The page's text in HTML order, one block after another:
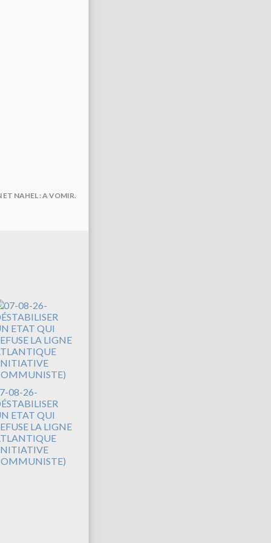
NAHEL : A VOMIR.
08-26-
ETAT QUI
LA LIGNE